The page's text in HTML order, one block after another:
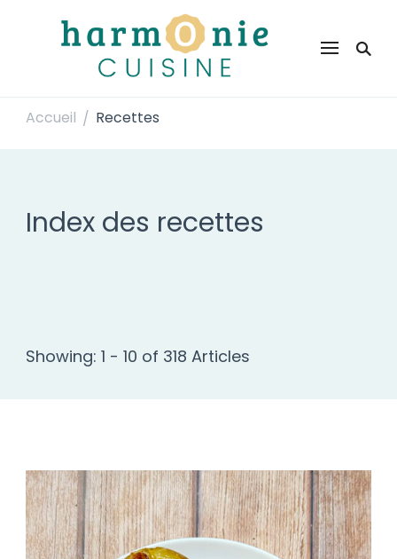
Harmonie Cuisine
Accueil / Recettes
Index des recettes
Showing: 1 - 10 of 318 Articles